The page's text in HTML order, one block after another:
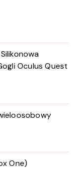
Oculus Quest
One)